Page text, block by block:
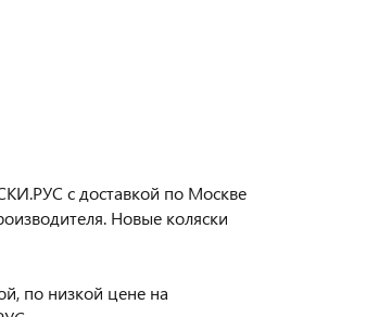
с доставкой по Москве
Новые коляски
по низкой цене на